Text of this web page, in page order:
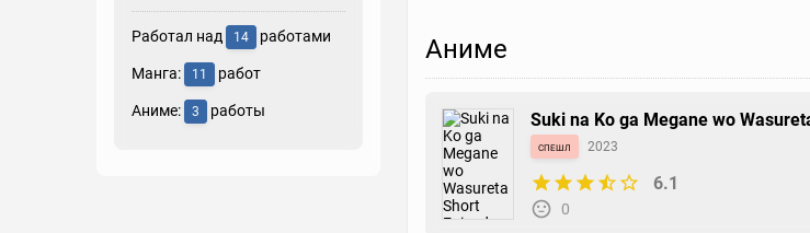
Работал над 14 работами
Манга: 11 работ
Аниме: 3 работы 0
Yuritra Jump: Ultra Jump Yuri
манга
Аниме
Suki na Ko ga Megane wo
Short Episode Specials
спешл 2023
6.1
0